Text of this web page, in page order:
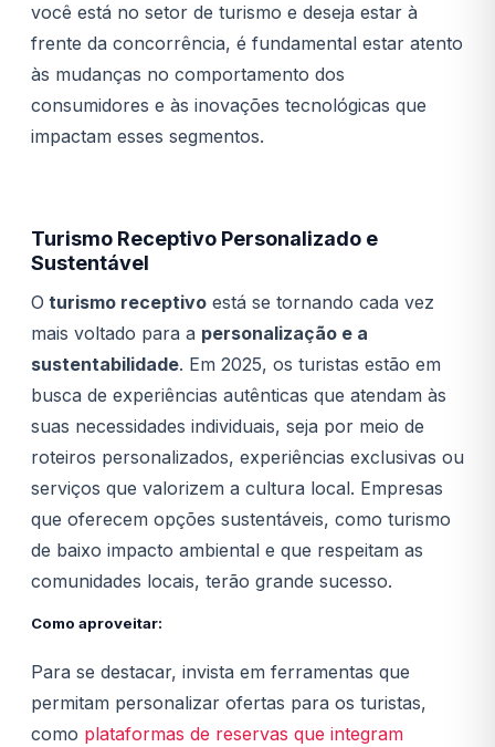
você está no setor de turismo e deseja estar à
frente da concorrência, é fundamental estar atento
às mudanças no comportamento dos
consumidores e às inovações tecnológicas que
impactam esses segmentos.
Turismo Receptivo Personalizado e
Sustentável
O turismo receptivo está se tornando cada vez
mais voltado para a personalização e a
sustentabilidade. Em 2025, os turistas estão em
busca de experiências autênticas que atendam às
suas necessidades individuais, seja por meio de
roteiros personalizados, experiências exclusivas ou
serviços que valorizem a cultura local. Empresas
que oferecem opções sustentáveis, como turismo
de baixo impacto ambiental e que respeitam as
comunidades locais, terão grande sucesso.
Como aproveitar:
Para se destacar, invista em ferramentas que
permitam personalizar ofertas para os turistas,
como plataformas de reservas que integram